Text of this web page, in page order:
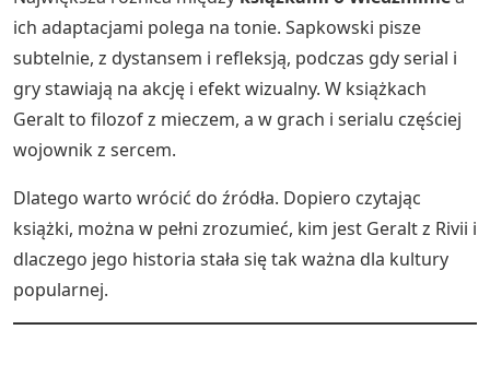
ich adaptacjami polega na tonie. Sapkowski pisze
subtelnie, z dystansem i refleksją, podczas gdy serial i
gry stawiają na akcję i efekt wizualny. W książkach
Geralt to filozof z mieczem, a w grach i serialu częściej
wojownik z sercem.
Dlatego warto wrócić do źródła. Dopiero czytając
książki, można w pełni zrozumieć, kim jest Geralt z Rivii i
dlaczego jego historia stała się tak ważna dla kultury
popularnej.